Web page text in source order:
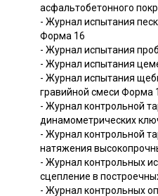
асфальтобетонного
- Журнал испытания
Форма 16
- Журнал испытания
- Журнал испытания
- Журнал испытания
гравийной смеси Форма
- Журнал контрольной
динамометрических
- Журнал контрольной
натяжения
- Журнал контрольных
сцепление в
- Журнал контрольных